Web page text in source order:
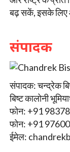
बढ़ सकें, इसके लिए
संपादक
संपादक: चन्द्रेक
बिष्ट कालोनी
फोन: +91
फोन: +91
ईमेल: